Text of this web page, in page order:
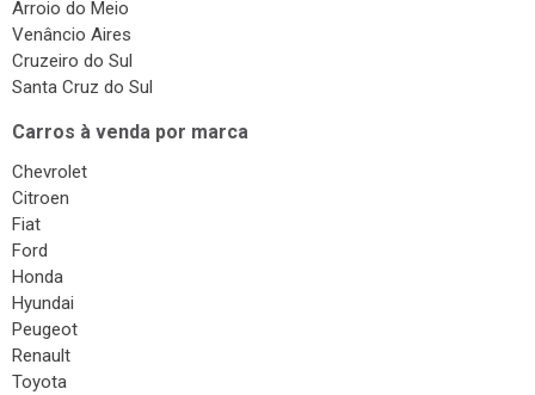
Arroio do Meio
Venâncio Aires
Cruzeiro do Sul
Santa Cruz do Sul
Carros à venda por marca
Chevrolet
Citroen
Fiat
Ford
Honda
Hyundai
Peugeot
Renault
Toyota